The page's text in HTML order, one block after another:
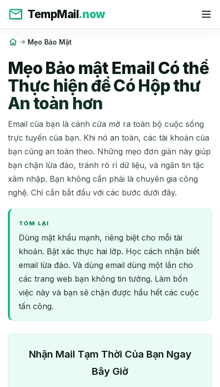
TempMail.now
Mẹo Bảo Mật
Mẹo Bảo mật Email Có thể
Thực hiện để Có Hộp thư
An toàn hơn
Email của bạn là cánh cửa mở ra toàn bộ cuộc sống
trực tuyến của bạn. Khi nó an toàn, các tài khoản của
bạn cũng an toàn theo. Những mẹo đơn giản này giúp
bạn chặn lừa đảo, tránh rò rỉ dữ liệu, và ngăn tin tặc
xâm nhập. Bạn không cần phải là chuyên gia công
nghệ. Chỉ cần bắt đầu với các bước dưới đây.
TÓM LẠI
Dùng mật khẩu mạnh, riêng biệt cho mỗi tài
khoản. Bật xác thực hai lớp. Học cách nhận biết
email lừa đảo. Và dùng email dùng một lần cho
các trang web bạn không tin tưởng. Làm bốn
việc này và bạn sẽ chặn được hầu hết các cuộc
tấn công.
Nhận Mail Tạm Thời Của Bạn Ngay
Bây Giờ